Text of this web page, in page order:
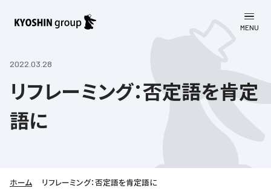
MENU
会社案内
会社案内
事業一覧
学びの成果
サステナビリティ
株主・投資家向け情報
2022.03.28
リフレーミング：否定語を肯定
語に
ホーム リフレーミング：否定語を肯定語に